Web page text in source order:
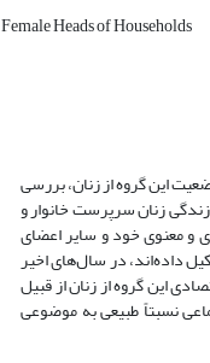
Female Heads of Households
این گروه از زنان، بررسی
زنان سرپرست خانوار و
و معنوی خود و سایر اعضای
نزدیک به 8/4 درصد کل خانوارهای کشور را تشکیل داده‌اند، در سال‌های اخیر
این گروه از زنان از قبیل
نسبتاً طبیعی به موضوعی